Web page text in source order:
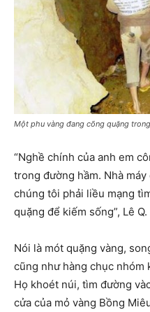
Một phu vàng đang cõng quặng
“Nghề chính của anh em
trong đường hầm. Nhà
chúng tôi phải liều mạng
quặng để kiếm sống”, Lê Q.
Nói là mót quặng vàng,
cũng như hàng chục nhóm
Họ khoét núi, tìm đường
cửa của mỏ vàng Bồng